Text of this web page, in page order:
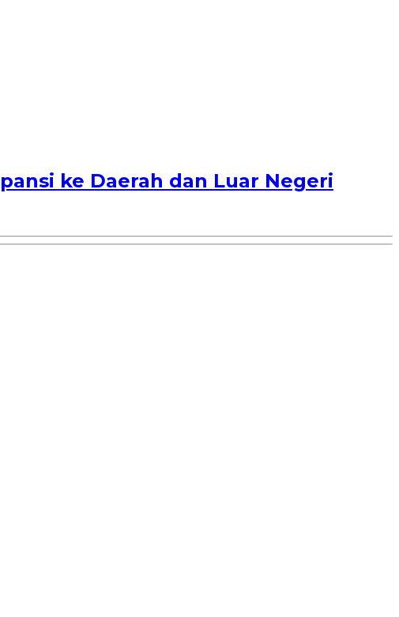
ke Daerah dan Luar Negeri